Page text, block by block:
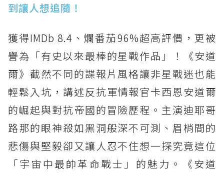
到讓人想追隨！
獲得IMDb 8.4、爛番茄96%超高評價，更被
譽為「有史以來最棒的星戰作品」！《安道
爾》截然不同的諜報片風格讓非星戰迷也能
輕鬆入坑，講述反抗軍情報官卡西恩安道爾
的崛起與對抗帝國的冒險歷程。主演迪耶哥
路那的眼神殺如黑洞般深不可測、眉梢間的
悲傷與堅毅卻又讓人忍不住想一探究竟這位
「宇宙中最帥革命戰士」的魅力。《安道